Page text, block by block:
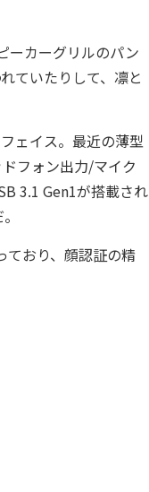
ーカーグリルのパン
ていたりして、凛と
ェイス。最近の薄型
フォン出力/マイク
3.1 Gen1が搭載され
ており、顔認証の精